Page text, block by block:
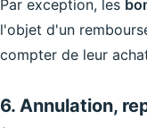
Par exception, les
l'objet d'un
compter de leur
6. Annulation,